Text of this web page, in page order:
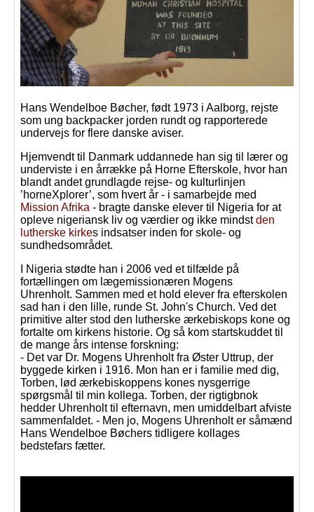
Hans Wendelboe Bøcher, født 1973 i Aalborg, rejste
som ung backpacker jorden rundt og rapporterede
undervejs for flere danske aviser.
Hjemvendt til Danmark uddannede han sig til lærer og
underviste i en årrække på Horne Efterskole, hvor han
blandt andet grundlagde rejse- og kulturlinjen
’horneXplorer’, som hvert år - i samarbejde med
Mission Afrika - bragte danske elever til Nigeria for at
opleve nigeriansk liv og værdier og ikke mindstden
lutherske kirkes indsatser inden for skole- og
sundhedsområdet.
I Nigeria stødte han i 2006 ved et tilfælde på
fortællingen om lægemissionæren Mogens
Uhrenholt. Sammen med et hold elever fra efterskolen
sad han i den lille, runde St. John's Church. Ved det
primitive alter stod den lutherske ærkebiskops kone og
fortalte om kirkens historie. Og så kom startskuddet til
de mange års intense forskning:
- Det var Dr. Mogens Uhrenholt fra Øster Uttrup, der
byggede kirken i 1916. Mon han er i familie med dig,
Torben, lød ærkebiskoppens kones nysgerrige
spørgsmål til min kollega. Torben, der rigtigbnok
hedder Uhrenholt til efternavn, men umiddelbart afviste
sammenfaldet. - Men jo, Mogens Uhrenholt er såmænd
Hans Wendelboe Bøchers tidligere kollages
bedstefars fætter.